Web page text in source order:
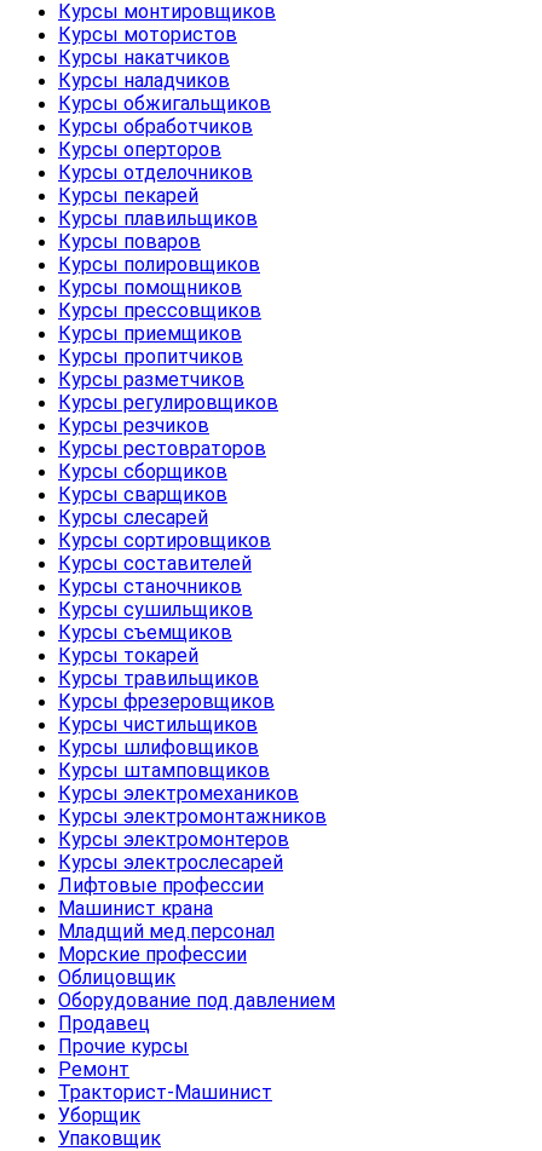
Курсы монтировщиков
Курсы мотористов
Курсы накатчиков
Курсы наладчиков
Курсы обжигальщиков
Курсы обработчиков
Курсы оперторов
Курсы отделочников
Курсы пекарей
Курсы плавильщиков
Курсы поваров
Курсы полировщиков
Курсы помощников
Курсы прессовщиков
Курсы приемщиков
Курсы пропитчиков
Курсы разметчиков
Курсы регулировщиков
Курсы резчиков
Курсы рестовраторов
Курсы сборщиков
Курсы сварщиков
Курсы слесарей
Курсы сортировщиков
Курсы составителей
Курсы станочников
Курсы сушильщиков
Курсы съемщиков
Курсы токарей
Курсы травильщиков
Курсы фрезеровщиков
Курсы чистильщиков
Курсы шлифовщиков
Курсы штамповщиков
Курсы электромехаников
Курсы электромонтажников
Курсы электромонтеров
Курсы электрослесарей
Лифтовые профессии
Машинист крана
Младщий мед.персонал
Морские профессии
Облицовщик
Оборудование под давлением
Продавец
Прочие курсы
Ремонт
Тракторист-Машинист
Уборщик
Упаковщик